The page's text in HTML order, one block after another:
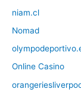
niam.cl
Nomad
Online Casino